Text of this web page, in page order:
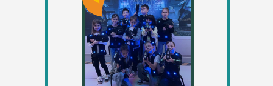
преподаватель
английского языка